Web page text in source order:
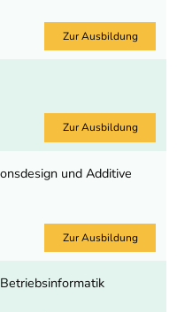
Zur Ausbildung
Zur Ausbildung
und Additive
Zur Ausbildung